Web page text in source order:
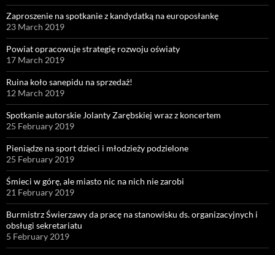
Zaproszenie na spotkanie z kandydatką na europosłankę
23 March 2019
Powiat opracowuje strategię rozwoju oświaty
17 March 2019
Ruina koło sanepidu na sprzedaż!
12 March 2019
Spotkanie autorskie Jolanty Zarębskiej wraz z koncertem
25 February 2019
Pieniądze na sport dzieci i młodzieży podzielone
25 February 2019
Śmieci w górę, ale miasto nic na nich nie zarobi
21 February 2019
Burmistrz Świerzawy da pracę na stanowisku ds. organizacyjnych i
obsługi sekretariatu
5 February 2019